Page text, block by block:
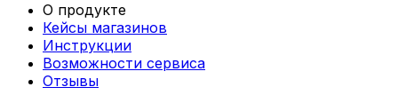
О продукте
Кейсы магазинов
Инструкции
Возможности сервиса
Отзывы